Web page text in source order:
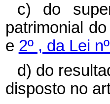
c) do
patrimonial
e 2º , da Lei
d) do
disposto no